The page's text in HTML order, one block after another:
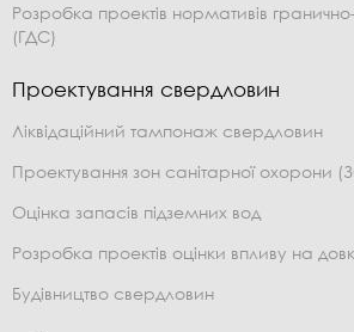
Розробка проектів нормативів
(ГДС)
Проектування свердловин
Ліквідаційний тампонаж свердловин
Проектування зон санітарної охорони
Оцінка запасів підземних вод
Розробка проектів оцінки впливу на
Будівництво свердловин